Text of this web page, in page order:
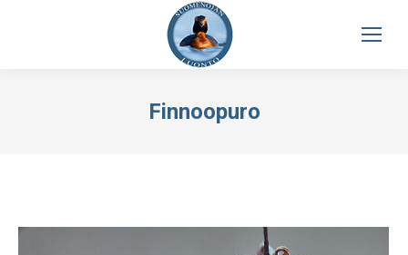
Finnoopuro